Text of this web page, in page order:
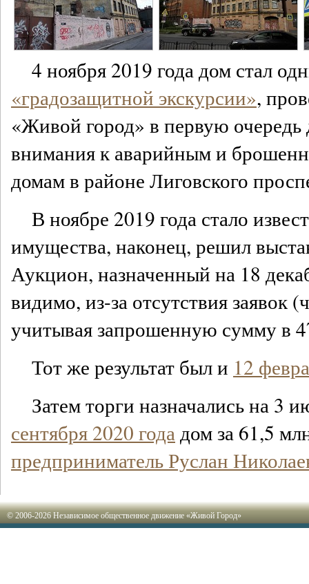
4 ноября 2019 года дом стал
«градозащитной экскурсии»,
«Живой город» в первую очередь
внимания к аварийным и
домам в районе Лиговского
В ноябре 2019 года стало
имущества, наконец, решил
Аукцион, назначенный на 18
видимо, из-за отсутствия заявок
учитывая запрошенную сумму в
Тот же результат был и 12
Затем торги назначались на 3
сентября 2020 года дом за 61,5
предприниматель Руслан
© 2006-2026 Независимое общественное движение «Живой Город»